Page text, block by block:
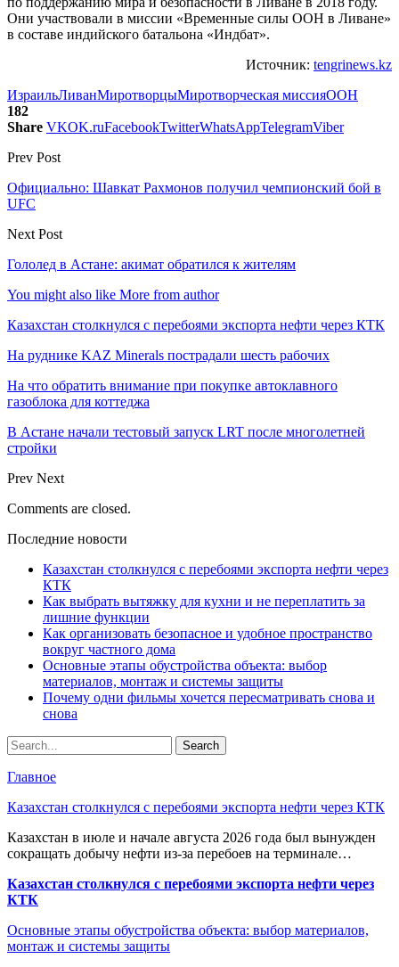
Они участвовали в миссии «Временные силы ООН в Ливане»
в составе индийского батальона «Индбат».
Источник: tengrinews.kz
ИзраильЛиванМиротворцыМиротворческая миссияООН
182
Share VKOK.ruFacebookTwitterWhatsAppTelegramViber
Prev Post
Официально: Шавкат Рахмонов получил чемпионский бой в
UFC
Next Post
Гололед в Астане: акимат обратился к жителям
You might also like More from author
Казахстан столкнулся с перебоями экспорта нефти через КТК
На руднике KAZ Minerals пострадали шесть рабочих
На что обратить внимание при покупке автоклавного
газоблока для коттеджа
В Астане начали тестовый запуск LRT после многолетней
стройки
Prev Next
Comments are closed.
Последние новости
Казахстан столкнулся с перебоями экспорта нефти через
КТК
Как выбрать вытяжку для кухни и не переплатить за
лишние функции
Как организовать безопасное и удобное пространство
вокруг частного дома
Основные этапы обустройства объекта: выбор
материалов, монтаж и системы защиты
Почему одни фильмы хочется пересматривать снова и
снова
Главное
Казахстан столкнулся с перебоями экспорта нефти через КТК
Казахстан в июле и начале августа 2026 года был вынужден
сокращать добычу нефти из-за перебоев на терминале…
Казахстан столкнулся с перебоями экспорта нефти через
КТК
Основные этапы обустройства объекта: выбор материалов,
монтаж и системы защиты